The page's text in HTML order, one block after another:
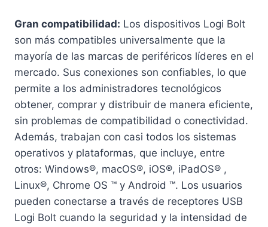
Gran compatibilidad: Los dispositivos Logi Bolt
son más compatibles universalmente que la
mayoría de las marcas de periféricos líderes en el
mercado. Sus conexiones son confiables, lo que
permite a los administradores tecnológicos
obtener, comprar y distribuir de manera eficiente,
sin problemas de compatibilidad o conectividad.
Además, trabajan con casi todos los sistemas
operativos y plataformas, que incluye, entre
otros: Windows®, macOS®, iOS®, iPadOS® ,
Linux®, Chrome OS ™ y Android ™. Los usuarios
pueden conectarse a través de receptores USB
Logi Bolt cuando la seguridad y la intensidad de